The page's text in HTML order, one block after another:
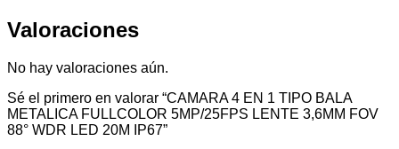
Valoraciones
No hay valoraciones aún.
Sé el primero en valorar “CAMARA 4 EN 1 TIPO BALA
METALICA FULLCOLOR 5MP/25FPS LENTE 3,6MM FOV
88° WDR LED 20M IP67”